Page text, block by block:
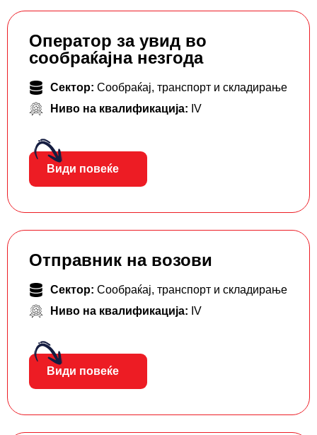
Оператор за увид во
сообраќајна незгода
Сектор: Сообраќај, транспорт и складирање
Ниво на квалификација: IV
Види повеќе
Отправник на возови
Сектор: Сообраќај, транспорт и складирање
Ниво на квалификација: IV
Види повеќе